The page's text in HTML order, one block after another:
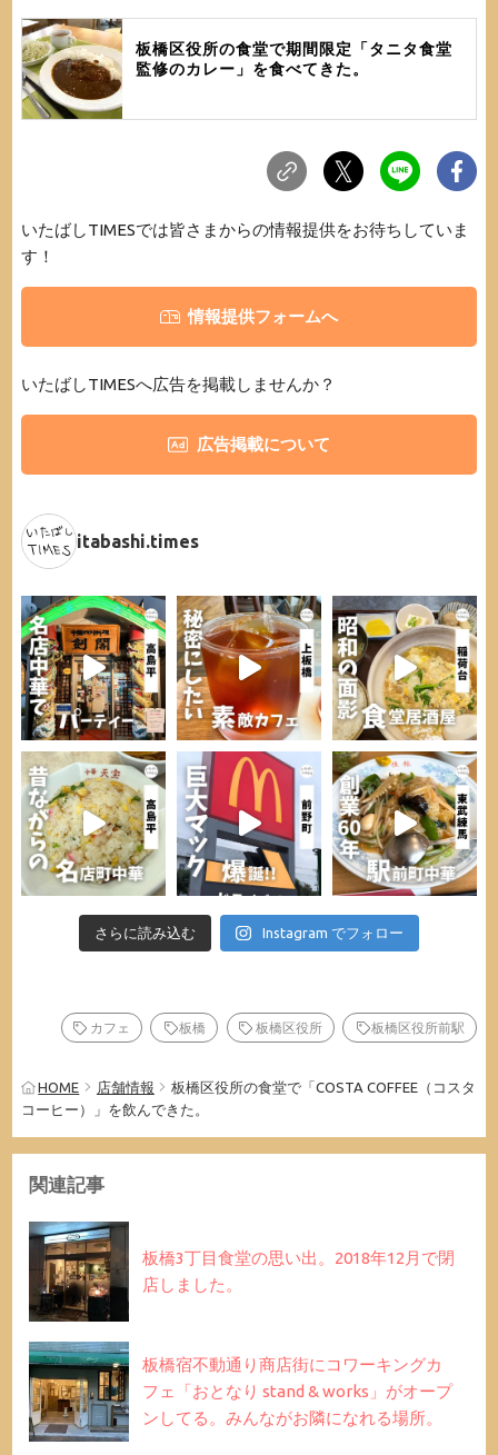
板橋区役所の食堂で期間限定「タニタ食堂
監修のカレー」を食べてきた。
いたばしTIMESでは皆さまからの情報提供をお待ちしていま
す！
情報提供フォームへ
いたばしTIMESへ広告を掲載しませんか？
広告掲載について
itabashi.times
さらに読み込む Instagram でフォロー
カフェ 板橋 板橋区役所 板橋区役所前駅
HOME 店舗情報
板橋区役所の食堂で「COSTA COFFEE（コスタ
コーヒー）」を飲んできた。
関連記事
板橋3丁目食堂の思い出。2018年12月で閉
店しました。
板橋宿不動通り商店街にコワーキングカ
フェ「おとなり stand & works」がオープ
ンしてる。みんながお隣になれる場所。